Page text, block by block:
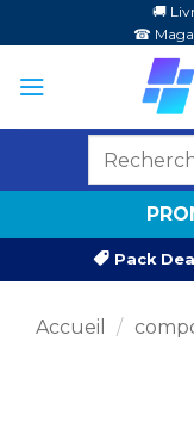
au
contenu
🚚
☎
Pack
Accueil /